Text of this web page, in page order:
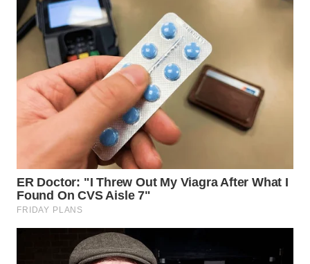
WN
NIAS
WN
LANGKAT
TAPANULI
SELATAN
WN
TANJUNG
LESUNG